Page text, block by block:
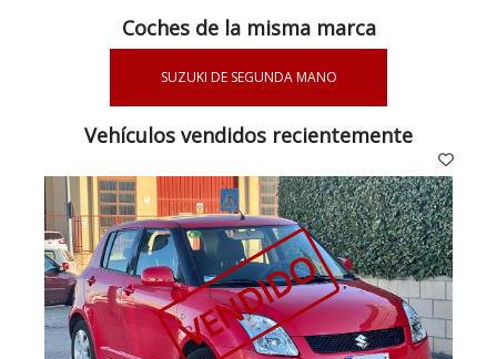
Coches de la misma marca
SUZUKI DE SEGUNDA MANO
Vehículos vendidos recientemente
VENDIDO